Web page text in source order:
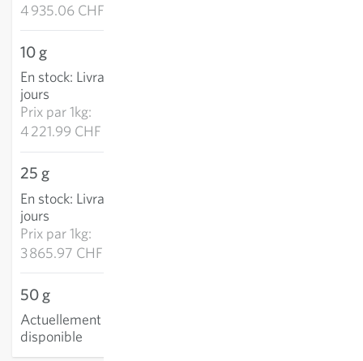
4 935.06 CHF
10 g
En stock: Livraison 2-4
jours
Prix par1kg:
4 221.99 CHF
25 g
En stock: Livraison 2-4
jours
Prix par1kg:
3 865.97 CHF
50 g
Actuellement non
disponible